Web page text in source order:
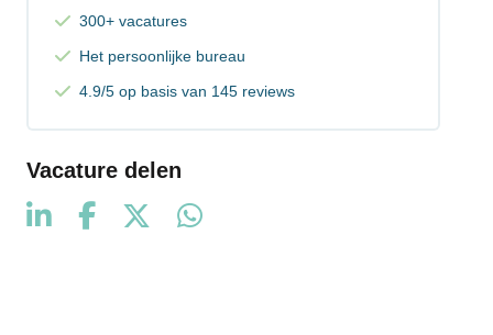
300+ vacatures
Het persoonlijke bureau
4.9/5 op basis van 145 reviews
Vacature delen